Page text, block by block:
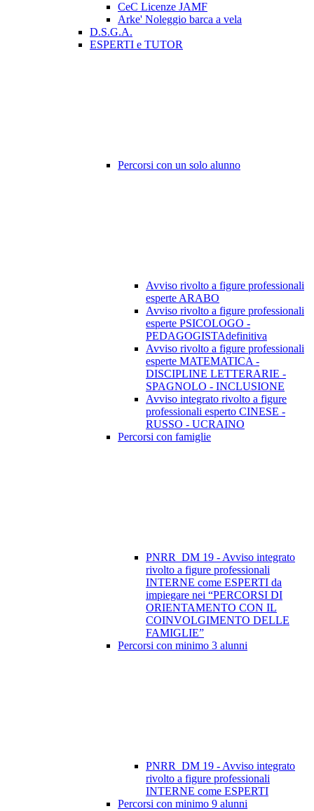
CeC Licenze JAMF
Arke' Noleggio barca a vela
D.S.G.A.
ESPERTI e TUTOR
Percorsi con un solo alunno
Avviso rivolto a figure professionali
esperte ARABO
Avviso rivolto a figure professionali
esperte PSICOLOGO -
PEDAGOGISTAdefinitiva
Avviso rivolto a figure professionali
esperte MATEMATICA -
DISCIPLINE LETTERARIE -
SPAGNOLO - INCLUSIONE
Avviso integrato rivolto a figure
professionali esperto CINESE -
RUSSO - UCRAINO
Percorsi con famiglie
PNRR_DM 19 - Avviso integrato
rivolto a figure professionali
INTERNE come ESPERTI da
impiegare nei “PERCORSI DI
ORIENTAMENTO CON IL
COINVOLGIMENTO DELLE
FAMIGLIE”
Percorsi con minimo 3 alunni
PNRR_DM 19 - Avviso integrato
rivolto a figure professionali
INTERNE come ESPERTI
Percorsi con minimo 9 alunni